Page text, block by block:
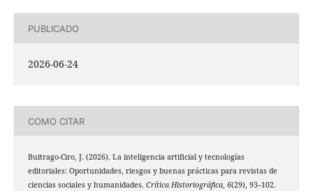
PUBLICADO
2026-06-24
COMO CITAR
Buitrago-Ciro, J. (2026). La inteligencia artificial y tecnologías
editoriales: Oportunidades, riesgos y buenas prácticas para revistas de
ciencias sociales y humanidades. Crítica Historiográfica, 6(29), 93–102.